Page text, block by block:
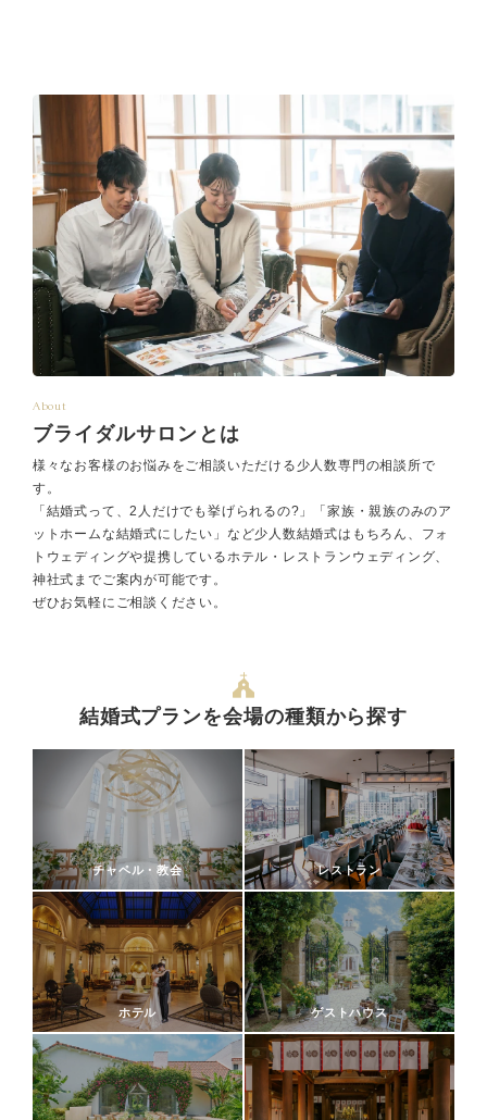
About
ブライダルサロンとは
様々なお客様のお悩みをご相談いただける少人数専門の相談所で
す。
「結婚式って、2人だけでも挙げられるの?」「家族・親族のみのア
ットホームな結婚式にしたい」など少人数結婚式はもちろん、フォ
トウェディングや提携しているホテル・レストランウェディング、
神社式までご案内が可能です。
ぜひお気軽にご相談ください。
結婚式プランを会場の種類から探す
チャペル・教会 レストラン
ホテル ゲストハウス